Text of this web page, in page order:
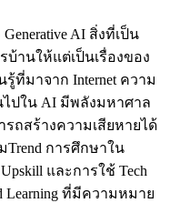
AI สิ่งที่เป็น
บ้านให้แต่เป็นเรื่องของ
ที่มาจาก Internet ความ
ปใน AI มีพลังมหาศาล
ถสร้างความเสียหายได้
การศึกษาใน
และการใช้ Tech
Learning ที่มีความหมาย